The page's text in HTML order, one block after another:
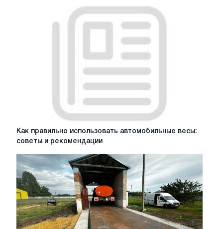
Как
автомобильные
весы:
советы
и
рекомендации
Как правильно использовать автомобильные весы:
советы и рекомендации